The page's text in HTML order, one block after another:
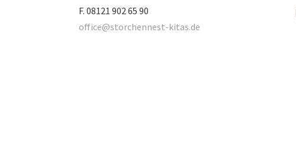
F. 08121 902 65 90
office@storchennest-kitas.de